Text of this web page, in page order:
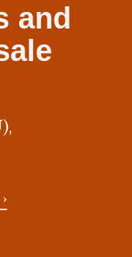
and